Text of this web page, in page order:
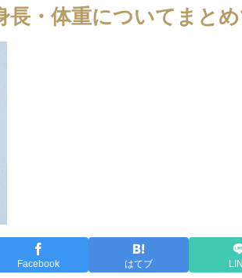
長・体重についてまとめ
Facebook はてブ